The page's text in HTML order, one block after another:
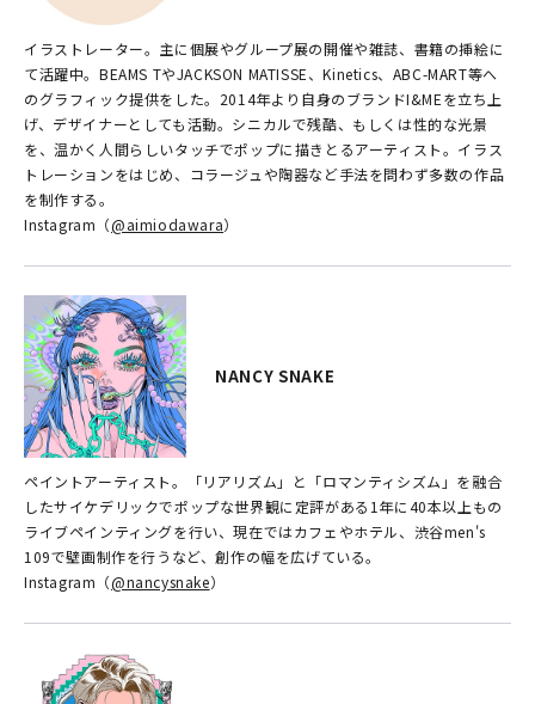
イラストレーター。主に個展やグループ展の開催や雑誌、書籍の挿絵に
て活躍中。BEAMS TやJACKSON MATISSE、Kinetics、ABC-MART等へ
のグラフィック提供をした。2014年より自身のブランドI&MEを立ち上
げ、デザイナーとしても活動。シニカルで残酷、もしくは性的な光景
を、温かく人間らしいタッチでポップに描きとるアーティスト。イラス
トレーションをはじめ、コラージュや陶器など手法を問わず多数の作品
を制作する。
Instagram（@aimiodawara）
NANCY SNAKE
ペイントアーティスト。「リアリズム」と「ロマンティシズム」を融合
したサイケデリックでポップな世界観に定評がある1年に40本以上もの
ライブペインティングを行い、現在ではカフェやホテル、渋谷men's
109で壁画制作を行うなど、創作の幅を広げている。
Instagram（@nancysnake）